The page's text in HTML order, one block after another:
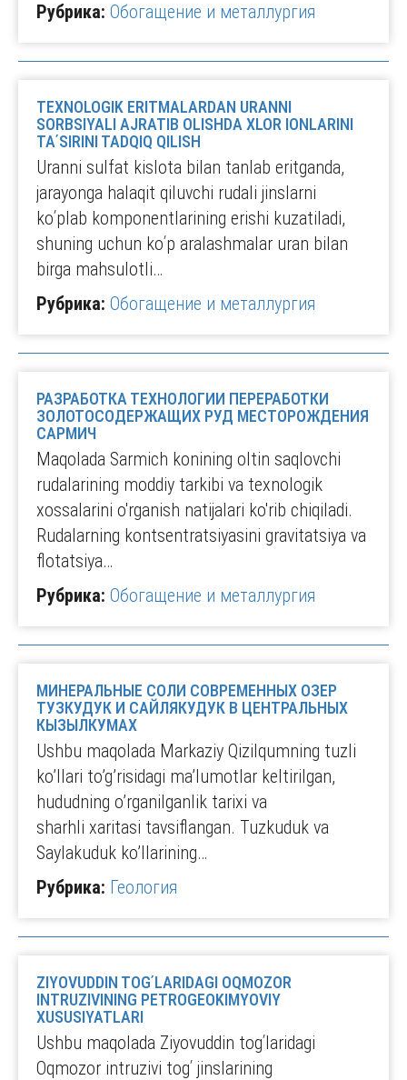
Рубрика: Обогащение и металлургия
TEXNOLOGIK ERITMALARDAN URANNI
SORBSIYALI AJRATIB OLISHDA XLOR IONLARINI
TAʹSIRINI TADQIQ QILISH
Uranni sulfat kislota bilan tanlab eritganda,
jarayonga halaqit qiluvchi rudali jinslarni
koʹplab komponentlarining erishi kuzatiladi,
shuning uchun koʹp aralashmalar uran bilan
birga mahsulotli…
Рубрика: Обогащение и металлургия
РАЗРАБОТКА ТЕХНОЛОГИИ ПЕРЕРАБОТКИ
ЗОЛОТОСОДЕРЖАЩИХ РУД МЕСТОРОЖДЕНИЯ
САРМИЧ
Maqolada Sarmich konining oltin saqlovchi
rudalarining moddiy tarkibi va texnologik
xossalarini o'rganish natijalari ko'rib chiqiladi.
Rudalarning kontsentratsiyasini gravitatsiya va
flotatsiya…
Рубрика: Обогащение и металлургия
МИНЕРАЛЬНЫЕ СОЛИ СОВРЕМЕННЫХ ОЗЕР
ТУЗКУДУК И САЙЛЯКУДУК В ЦЕНТРАЛЬНЫХ
КЫЗЫЛКУМАХ
Ushbu maqolada Markaziy Qizilqumning tuzli
koʼllari toʼgʼrisidagi maʼlumotlar keltirilgan,
hududning oʼrganilganlik tarixi va
sharhli xaritasi tavsiflangan. Tuzkuduk va
Saylakuduk koʼllarining…
Рубрика: Геология
ZIYOVUDDIN TOGʹLARIDAGI OQMOZOR
INTRUZIVINING PETROGEOKIMYOVIY
XUSUSIYATLARI
Ushbu maqolada Ziyovuddin togʹlaridagi
Oqmozor intruzivi togʹ jinslarining